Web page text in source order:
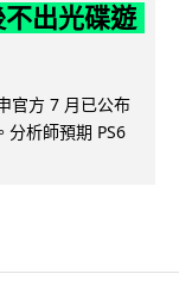
出光碟遊
官方 7 月已公布
分析師預期 PS6